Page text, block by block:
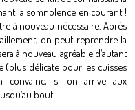
la somnolence en courant !
à nouveau nécessaire. Après
on peut reprendre la
à nouveau agréable d’autant
(plus délicate pour les cuisses
convainc, si on arrive aux
bout…